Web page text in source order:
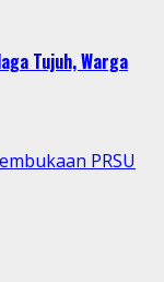
Tujuh, Warga
PRSU